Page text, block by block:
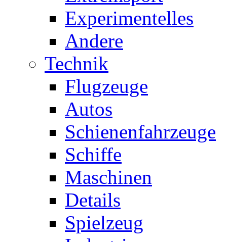
Experimentelles
Andere
Technik
Flugzeuge
Autos
Schienenfahrzeuge
Schiffe
Maschinen
Details
Spielzeug